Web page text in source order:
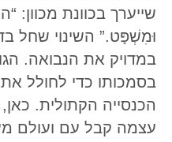
שייערך בכוונת מכוון:
וּמִשְׁפָּט.” השינוי שחל
במדויק את הנבואה.
בסמכותו כדי לחולל את
הכנסייה הקתולית.
עצמה קבל עם ועולם